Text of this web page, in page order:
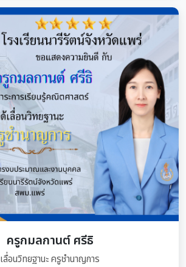
ครูกมลกานต์ ศรีธิ
เลื่อนวิทยฐานะ ครูชำนาญการ